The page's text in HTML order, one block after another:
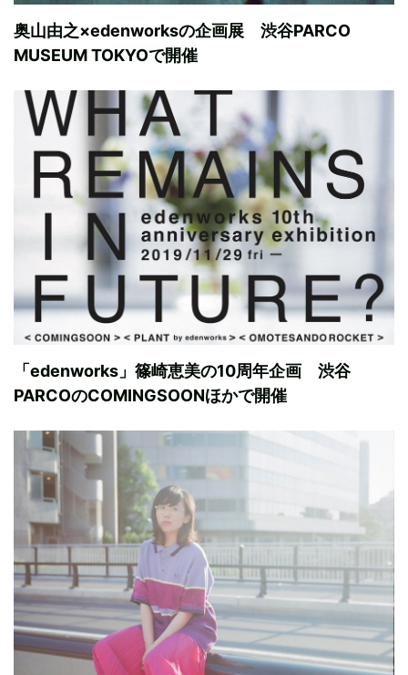
奥山由之×edenworksの企画展 渋谷PARCO
MUSEUM TOKYOで開催
「edenworks」篠崎恵美の10周年企画 渋谷
PARCOのCOMINGSOONほかで開催